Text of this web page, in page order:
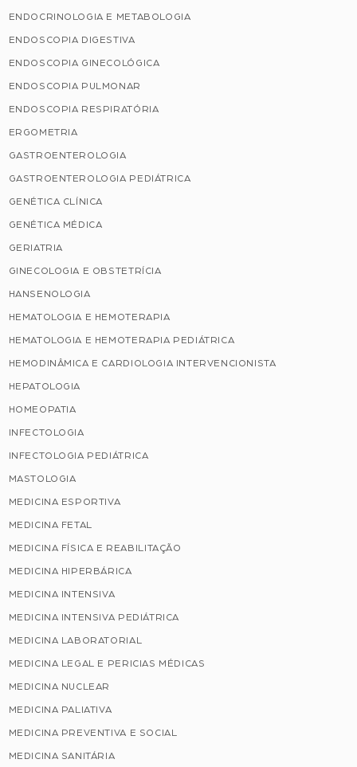
ENDOCRINOLOGIA E METABOLOGIA
ENDOSCOPIA DIGESTIVA
ENDOSCOPIA GINECOLÓGICA
ENDOSCOPIA PULMONAR
ENDOSCOPIA RESPIRATÓRIA
ERGOMETRIA
GASTROENTEROLOGIA
GASTROENTEROLOGIA PEDIÁTRICA
GENÉTICA CLÍNICA
GENÉTICA MÉDICA
GERIATRIA
GINECOLOGIA E OBSTETRÍCIA
HANSENOLOGIA
HEMATOLOGIA E HEMOTERAPIA
HEMATOLOGIA E HEMOTERAPIA PEDIÁTRICA
HEMODINÂMICA E CARDIOLOGIA INTERVENCIONISTA
HEPATOLOGIA
HOMEOPATIA
INFECTOLOGIA
INFECTOLOGIA PEDIÁTRICA
MASTOLOGIA
MEDICINA ESPORTIVA
MEDICINA FETAL
MEDICINA FÍSICA E REABILITAÇÃO
MEDICINA HIPERBÁRICA
MEDICINA INTENSIVA
MEDICINA INTENSIVA PEDIÁTRICA
MEDICINA LABORATORIAL
MEDICINA LEGAL E PERICIAS MÉDICAS
MEDICINA NUCLEAR
MEDICINA PALIATIVA
MEDICINA PREVENTIVA E SOCIAL
MEDICINA SANITÁRIA